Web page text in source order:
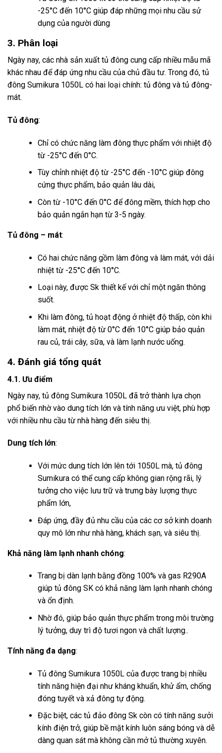
-25°C đến 10°C giúp đáp những mọi nhu cầu sử
dụng của người dùng
3. Phân loại
Ngày nay, các nhà sản xuất tủ đông cung cấp nhiều mẫu mã
khác nhau để đáp ứng nhu cầu của chủ đầu tư. Trong đó, tủ
đông Sumikura 1050L có hai loại chính: tủ đông và tủ đông-
mát.
Tủ đông:
Chỉ có chức năng làm đông thực phẩm với nhiệt độ
từ -25°C đến 0°C.
Tùy chỉnh nhiệt độ từ -25°C đến -10°C giúp đông
cứng thực phẩm, bảo quản lâu dài,
Còn từ -10°C đến 0°C để đông mềm, thích hợp cho
bảo quản ngắn hạn từ 3-5 ngày.
Tủ đông – mát:
Có hai chức năng gồm làm đông và làm mát, với dải
nhiệt từ -25°C đến 10°C.
Loại này, được Sk thiết kế với chỉ một ngăn thông
suốt.
Khi làm đông, tủ hoạt động ở nhiệt độ thấp, còn khi
làm mát, nhiệt độ từ 0°C đến 10°C giúp bảo quản
rau củ, trái cây, sữa, và làm lạnh nước uống.
4. Đánh giá tổng quát
4.1. Ưu điểm
Ngày nay, tủ đông Sumikura 1050L đã trở thành lựa chọn
phổ biến nhờ vào dung tích lớn và tính năng ưu việt, phù hợp
với nhiều nhu cầu từ nhà hàng đến siêu thị.
Dung tích lớn:
Với mức dung tích lớn lên tới 1050L mà, tủ đông
Sumikura có thể cung cấp không gian rộng rãi, lý
tưởng cho việc lưu trữ và trưng bày lượng thực
phẩm lớn,
Đáp ứng, đầy đủ nhu cầu của các cơ sở kinh doanh
quy mô lớn như nhà hàng, khách sạn, và siêu thị.
Khả năng làm lạnh nhanh chóng:
Trang bị dàn lạnh bằng đồng 100% và gas R290A
giúp tủ đông SK có khả năng làm lạnh nhanh chóng
và ổn định.
Nhờ đó, giúp bảo quản thực phẩm trong môi trường
lý tưởng, duy trì độ tươi ngon và chất lượng..
Tính năng đa dạng:
Tủ đông Sumikura 1050L của được trang bị nhiều
tính năng hiện đại như kháng khuẩn, khử ẩm, chống
đóng tuyết và xả đông tự động.
Đặc biệt, các tủ đảo đông Sk còn có tính năng sưởi
kính điện trở, giúp bề mặt kính luôn sáng bóng và dễ
dàng quan sát mà không cần mở tủ thường xuyên.